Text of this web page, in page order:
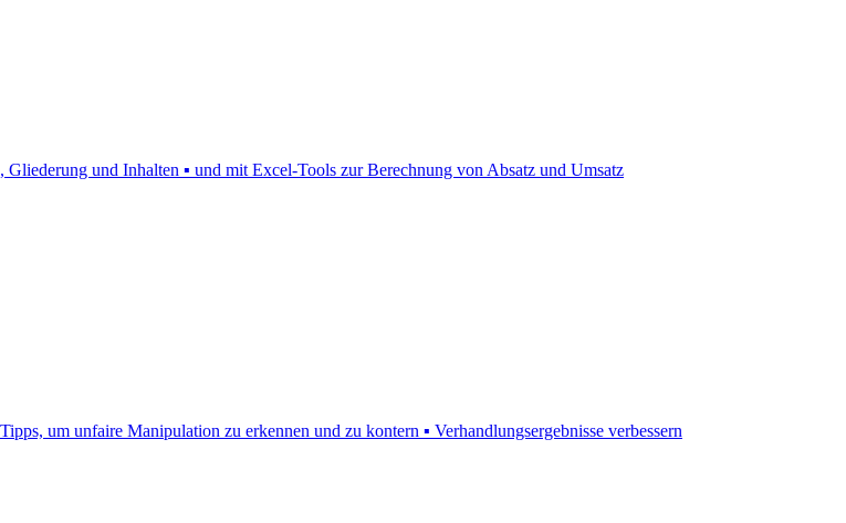
und Inhalten ▪ und mit Excel-Tools zur Berechnung von Absatz und Umsatz
um unfaire Manipulation zu erkennen und zu kontern ▪ Verhandlungsergebnisse verbessern